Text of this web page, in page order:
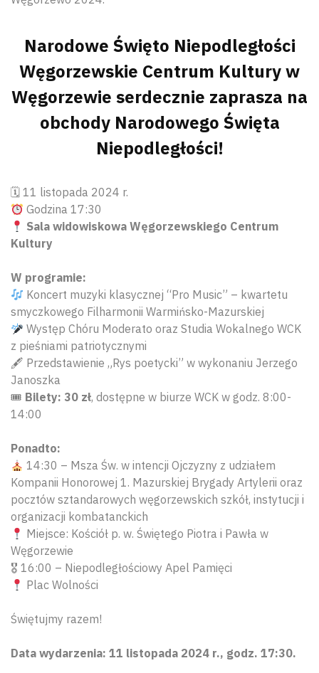
Narodowe Święto Niepodległości
Węgorzewskie Centrum Kultury w
Węgorzewie serdecznie zaprasza na
obchody Narodowego Święta
Niepodległości!
🗓 11 listopada 2024 r.
Godzina 17:30
Sala widowiskowa Węgorzewskiego Centrum
Kultury
W programie:
Koncert muzyki klasycznej “Pro Music” – kwartetu
smyczkowego Filharmonii Warmińsko-Mazurskiej
Występ Chóru Moderato oraz Studia Wokalnego WCK
z pieśniami patriotycznymi
🖋 Przedstawienie „Rys poetycki” w wykonaniu Jerzego
Janoszka
🎟 Bilety: 30 zł, dostępne w biurze WCK w godz. 8:00-
14:00
Ponadto:
14:30 – Msza Św. w intencji Ojczyzny z udziałem
Kompanii Honorowej 1. Mazurskiej Brygady Artylerii oraz
pocztów sztandarowych węgorzewskich szkół, instytucji i
organizacji kombatanckich
Miejsce: Kościół p. w. Świętego Piotra i Pawła w
Węgorzewie
🎖 16:00 – Niepodległościowy Apel Pamięci
Plac Wolności
Świętujmy razem!
Data wydarzenia: 11 listopada 2024 r., godz. 17:30.